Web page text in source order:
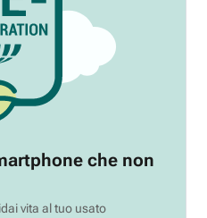
che non
vita al tuo usato